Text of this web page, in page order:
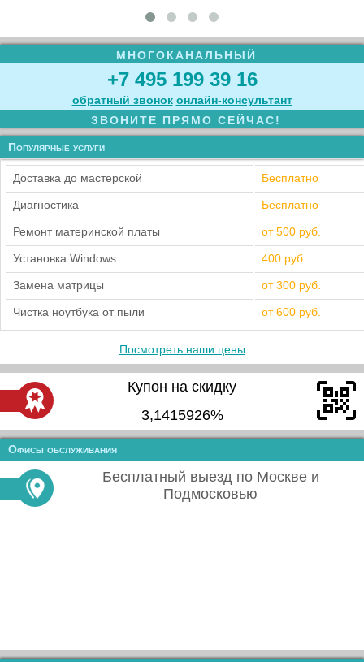
МНОГОКАНАЛЬНЫЙ
+7 495 199 39 16
обратный звонок онлайн‑консультант
ЗВОНИТЕ ПРЯМО СЕЙЧАС!
Популярные услуги
Доставка до мастерской Бесплатно
Диагностика Бесплатно
Ремонт материнской платы от 500 руб.
Установка Windows 400 руб.
Замена матрицы от 300 руб.
Чистка ноутбука от пыли от 600 руб.
Посмотреть наши цены
Купон на скидку
3,1415926%
Офисы обслуживания
Бесплатный выезд по Москве и
Подмосковью